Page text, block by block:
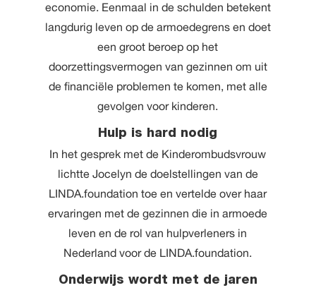
economie. Eenmaal in de schulden betekent
langdurig leven op de armoedegrens en doet
een groot beroep op het
doorzettingsvermogen van gezinnen om uit
de financiële problemen te komen, met alle
gevolgen voor kinderen.
Hulp is hard nodig
In het gesprek met de Kinderombudsvrouw
lichtte Jocelyn de doelstellingen van de
LINDA.foundation toe en vertelde over haar
ervaringen met de gezinnen die in armoede
leven en de rol van hulpverleners in
Nederland voor de LINDA.foundation.
Onderwijs wordt met de jaren